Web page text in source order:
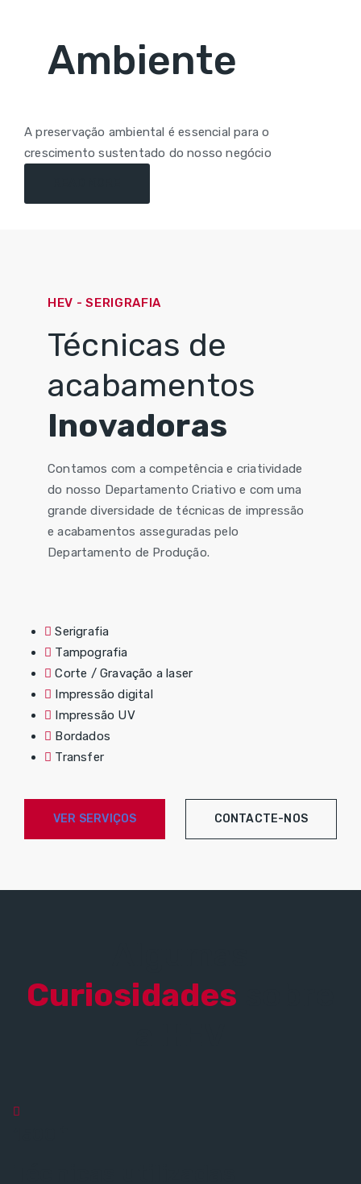
Ambiente
A preservação ambiental é essencial para o
crescimento sustentado do nosso negócio
HEV - SERIGRAFIA
Técnicas de
acabamentos
Inovadoras
Contamos com a competência e criatividade
do nosso Departamento Criativo e com uma
grande diversidade de técnicas de impressão
e acabamentos asseguradas pelo
Departamento de Produção.
Serigrafia
Tampografia
Corte / Gravação a laser
Impressão digital
Impressão UV
Bordados
Transfer
VER SERVIÇOS CONTACTE-NOS
Curiosidades